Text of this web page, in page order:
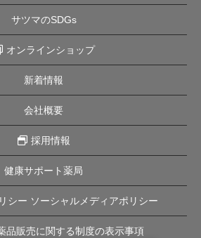
サツマのSDGs
オンラインショップ
新着情報
会社概要
採用情報
健康サポート薬局
シー ソーシャルメディアポリシー
品販売に関する制度の表示事項